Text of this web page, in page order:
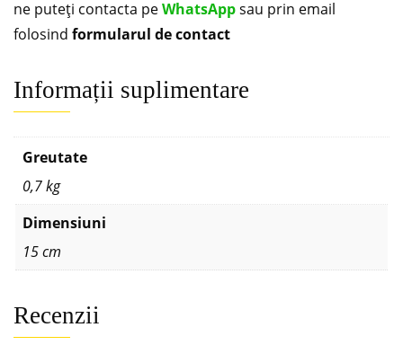
ne puteți contacta peWhatsAppsau prin email
folosind formularul de contact
Informații suplimentare
Greutate
0,7 kg
Dimensiuni
15 cm
Recenzii